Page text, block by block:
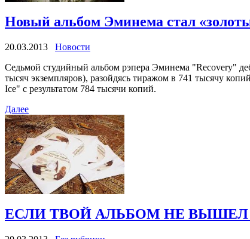
Новый альбом Эминема стал
20.03.2013
Новости
Седьмой студийный альбом рэпера Эминема "Recovery"
тысяч экземпляров), разойдясь тиражом в 741 тысячу
Ice" с результатом 784 тысячи копий.
Далее
ЕСЛИ ТВОЙ АЛЬБОМ НЕ ВЫШЕЛ